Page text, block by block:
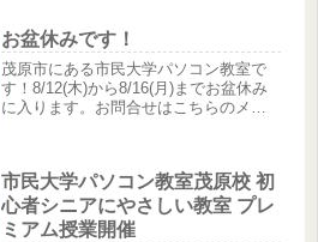
お盆休みです！
茂原市にある市民大学パソコン教室で
す！8/12(木)から8/16(月)までお盆休み
に入ります。お問合せはこちらのメー
市民大学パソコン教室茂原校 初
心者シニアにやさしい教室 プレ
ミアム授業開催